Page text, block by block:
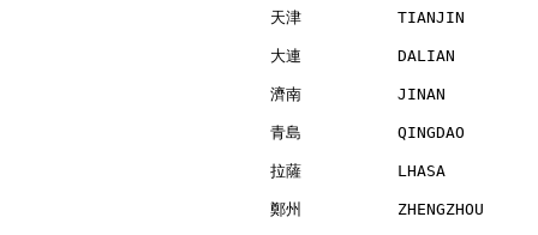
天津          TIANJIN
大連          DALIAN
濟南          JINAN
青島          QINGDAO
拉薩          LHASA
鄭州          ZHENGZHOU